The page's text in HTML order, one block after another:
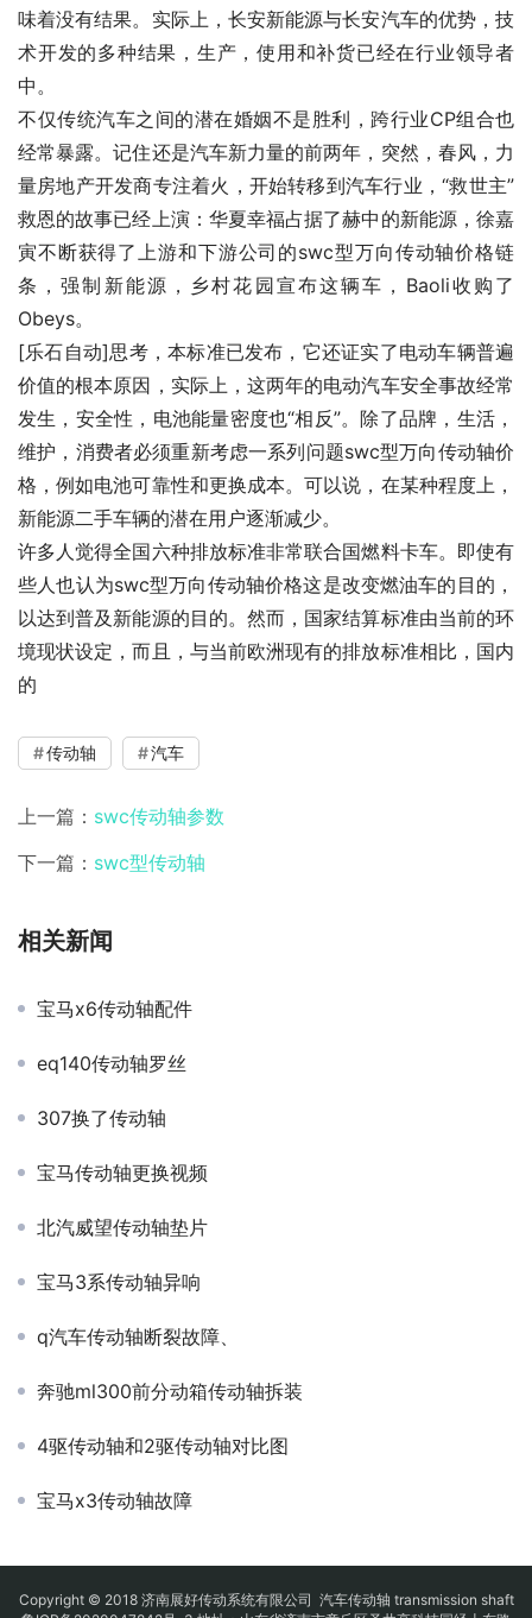
味着没有结果。实际上，长安新能源与长安汽车的优势，技
术开发的多种结果，生产，使用和补货已经在行业领导者
中。
不仅传统汽车之间的潜在婚姻不是胜利，跨行业CP组合也
经常暴露。记住还是汽车新力量的前两年，突然，春风，力
量房地产开发商专注着火，开始转移到汽车行业，“救世主”
救恩的故事已经上演：华夏幸福占据了赫中的新能源，徐嘉
寅不断获得了上游和下游公司的swc型万向传动轴价格链
条，强制新能源，乡村花园宣布这辆车，Baoli收购了
Obeys。
[乐石自动]思考，本标准已发布，它还证实了电动车辆普遍
价值的根本原因，实际上，这两年的电动汽车安全事故经常
发生，安全性，电池能量密度也“相反”。除了品牌，生活，
维护，消费者必须重新考虑一系列问题swc型万向传动轴价
格，例如电池可靠性和更换成本。可以说，在某种程度上，
新能源二手车辆的潜在用户逐渐减少。
许多人觉得全国六种排放标准非常联合国燃料卡车。即使有
些人也认为swc型万向传动轴价格这是改变燃油车的目的，
以达到普及新能源的目的。然而，国家结算标准由当前的环
境现状设定，而且，与当前欧洲现有的排放标准相比，国内
的
传动轴 汽车
上一篇： swc传动轴参数
下一篇： swc型传动轴
相关新闻
宝马x6传动轴配件
eq140传动轴罗丝
307换了传动轴
宝马传动轴更换视频
北汽威望传动轴垫片
宝马3系传动轴异响
q汽车传动轴断裂故障、
奔驰ml300前分动箱传动轴拆装
4驱传动轴和2驱传动轴对比图
宝马x3传动轴故障
Copyright © 2018 济南展好传动系统有限公司 汽车传动轴 transmission shaft